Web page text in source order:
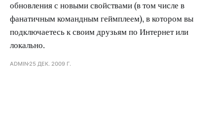
обновления с новыми свойствами (в том числе в
фанатичным командным геймплеем), в котором вы
подключаетесь к своим друзьям по Интернет или
локально.
ADMIN 25 ДЕК. 2009 Г.